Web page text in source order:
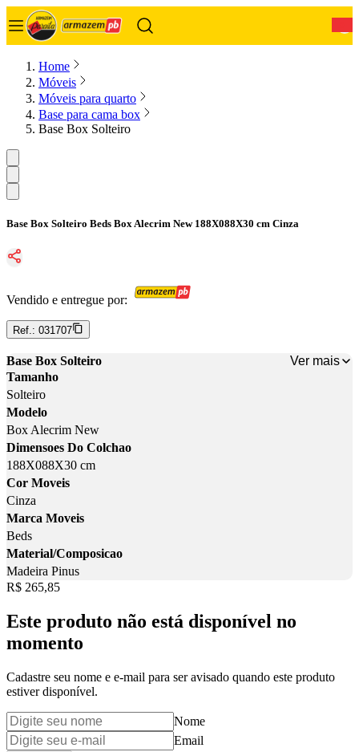
Home
Móveis
Móveis para quarto
Base para cama box
Base Box Solteiro
Base Box Solteiro Beds Box Alecrim New 188X088X30 cm Cinza
Vendido e entregue por:
Ref.: 031707
Base Box Solteiro
Ver mais
Tamanho
Solteiro
Modelo
Box Alecrim New
Dimensoes Do Colchao
188X088X30 cm
Cor Moveis
Cinza
Marca Moveis
Beds
Material/Composicao
Madeira Pinus
Price:
R$ 265,85
Este produto não está disponível no
momento
Cadastre seu nome e e-mail para ser avisado quando este produto
estiver disponível.
Nome
Email